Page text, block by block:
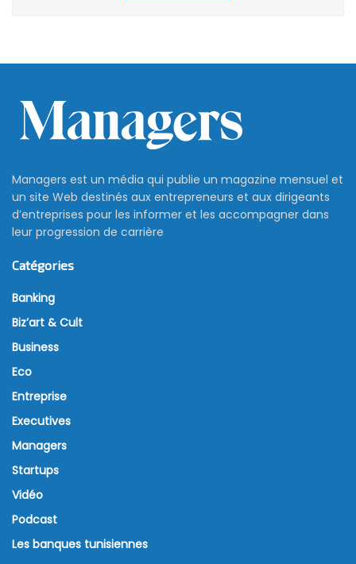
Managers est un média qui publie un magazine mensuel et
un site Web destinés aux entrepreneurs et aux dirigeants
d’entreprises pour les informer et les accompagner dans
leur progression de carrière
Catégories
Banking
Biz’art & Cult
Business
Eco
Entreprise
Executives
Managers
Startups
Vidéo
Podcast
Les banques tunisiennes